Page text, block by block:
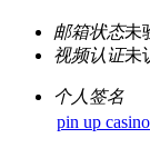
邮箱状态未
视频认证未
个人签名
pin up casino